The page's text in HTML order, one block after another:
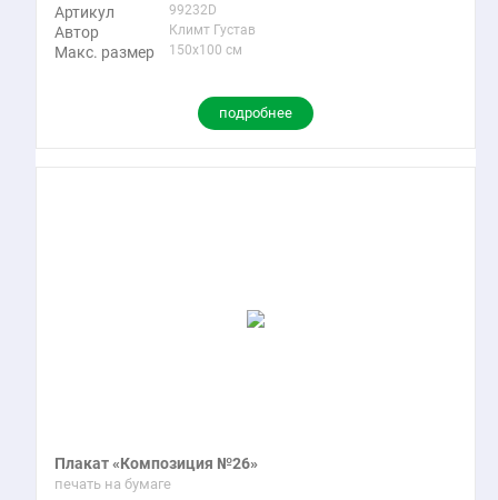
Артикул 99232D
Автор Климт Густав
Макс. размер 150x100 см
подробнее
Плакат «Композиция №26»
печать на бумаге